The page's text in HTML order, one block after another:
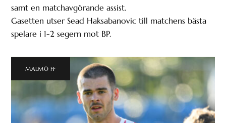
samt en matchavgörande assist.
Gasetten utser Sead Haksabanovic till matchens bästa
spelare i 1-2 segern mot BP.
MALMÖ FF